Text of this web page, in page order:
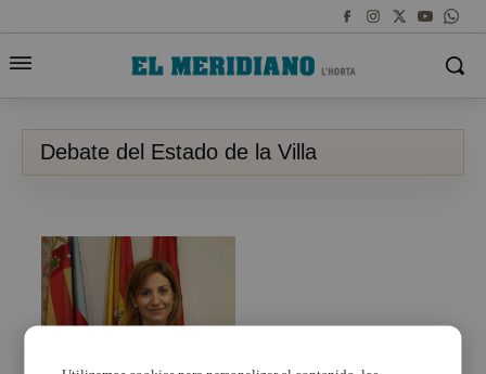
Debate del Estado de la Villa